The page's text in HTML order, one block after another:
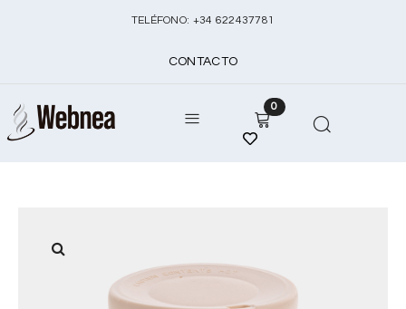
TELÉFONO: +34 622437781
CONTACTO
0